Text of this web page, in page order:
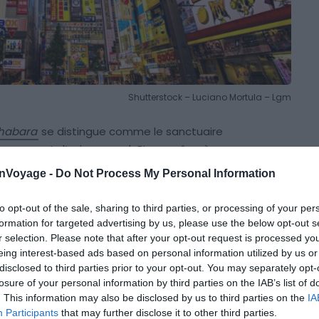
- Do Not Process My Personal Information
opt-out of the sale, sharing to third parties, or processing of your
for targeted advertising by us, please use the below opt-out
selection. Please note that after your opt-out request is processed
interest-based ads based on personal information utilized by us
to third parties prior to your opt-out. You may separately
of your personal information by third parties on the IAB’s list of
This information may also be disclosed by us to third parties on the
Participants that may further disclose it to other third parties.
Shutterstock – Luciano Mortula – Lgm
se distingue comme le sanctuaire
et d’universgeek. Et ce, grâce à ses
cafés immersifs. Cet épicentre de la pop culture
chaque recoin célèbre la passion pour les héros et
les meilleurs endroits pour les fans de manga
en effet de magasins offrant tout ce qui touche à
de cosplay, des jeux vidéorétro et modernes.
cri. Si bien que les vitrines lumineuses
pas amateurs de manga.